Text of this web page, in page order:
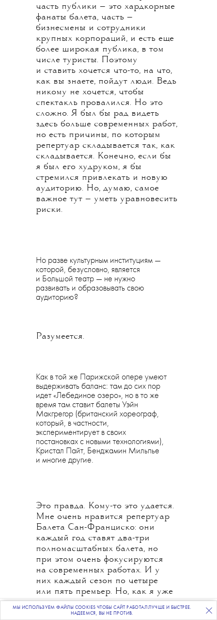
ПОДПИСЫВАЙТЕСЬНА НАШУ ВЕЧЕРНЮЮ РАССЫЛКУ
часть публики — это хардкорные
фанаты балета, часть —
бизнесмены и сотрудники
крупных корпораций, и есть еще
более широкая публика, в том
числе туристы. Поэтому
и ставить хочется что-то, на что,
как вы знаете, пойдут люди. Ведь
никому не хочется, чтобы
спектакль провалился. Но это
сложно. Я был бы рад видеть
здесь больше современных работ,
но есть причины, по которым
репертуар складывается так, как
складывается. Конечно, если бы
я был его худруком, я бы
стремился привлекать и новую
аудиторию. Но, думаю, самое
важное тут — уметь уравновесить
риски.
Но разве культурным институциям —
которой, безусловно, является
и Большой театр — не нужно
развивать и образовывать свою
аудиторию?
Разумеется.
Как в той же Парижской опере умеют
выдерживать баланс: там до сих пор
идет «Лебединое озеро», но в то же
время там ставит балеты Уэйн
Макгрегор (британский хореограф,
который, в частности,
экспериментирует в своих
постановках с новыми технологиями),
Кристал Пайт, Бенджамин Мильпье
и многие другие.
Это правда. Кому-то это удается.
Мне очень нравится репертуар
Балета Сан-Франциско: они
каждый год ставят два-три
полномасштабных балета, но
при этом очень фокусируются
на современных работах. И у
них каждый сезон по четыре
или пять премьер. Но, как я уже
говорил, все очень зависит от
того, какой уже сложилась
МЫ ИСПОЛЬЗУЕМ ФАЙЛЫ COOKIES ЧТОБЫ САЙТ РАБОТАЛ ЛУЧШЕ И БЫСТРЕЕ.
НАДЕЕМСЯ, ВЫ НЕ ПРОТИВ.